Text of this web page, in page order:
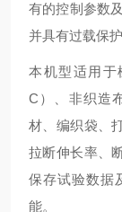
有的控制参数
并具有过载保护
本机型适用于
C）、非织造
材、编织袋、
拉断伸长率、
保存试验数据
能。